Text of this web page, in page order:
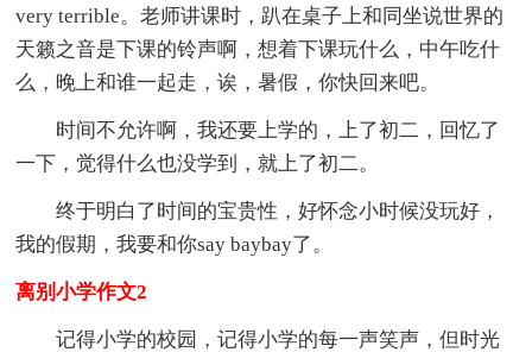
very terrible。老师讲课时，趴在桌子上和同坐说世界的
天籁之音是下课的铃声啊，想着下课玩什么，中午吃什
么，晚上和谁一起走，诶，暑假，你快回来吧。
时间不允许啊，我还要上学的，上了初二，回忆了
一下，觉得什么也没学到，就上了初二。
终于明白了时间的宝贵性，好怀念小时候没玩好，
我的假期，我要和你say baybay了。
离别小学作文2
记得小学的校园，记得小学的每一声笑声，但时光